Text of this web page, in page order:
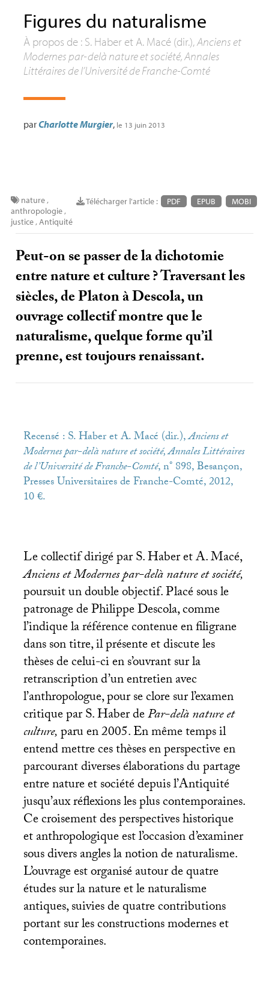
Figures du naturalisme
À propos de : S. Haber et A. Macé (dir.),Anciens et
Modernes par-delà nature et société, Annales
Littéraires de l’Université de Franche-Comté
parCharlotte Murgier, le 13 juin 2013
Télécharger l'article : PDF EPUB MOBI
nature,
anthropologie,
justice,Antiquité
Peut-on se passer de la dichotomie
entre nature et culture? Traversant les
siècles, de Platon à Descola, un
ouvrage collectif montre que le
naturalisme, quelque forme qu’il
prenne, est toujours renaissant.
Recensé : S. Haber et A. Macé (dir.),Anciens et
Modernes par-delà nature et société, Annales Littéraires
de l’Université de Franche-Comté, n° 898, Besançon,
Presses Universitaires de Franche-Comté, 2012,
10 €.
Le collectif dirigé par S. Haber et A. Macé,
Anciens et Modernes par-delà nature et société,
poursuit un double objectif. Placé sous le
patronage de Philippe Descola, comme
l’indique la référence contenue en filigrane
dans son titre, il présente et discute les
thèses de celui-ci en s’ouvrant sur la
retranscription d’un entretien avec
l’anthropologue, pour se clore sur l’examen
critique par S. Haber dePar-delà nature et
culture,paru en 2005. En même temps il
entend mettre ces thèses en perspective en
parcourant diverses élaborations du partage
entre nature et société depuis l’Antiquité
jusqu’aux réflexions les plus contemporaines.
Ce croisement des perspectives historique
et anthropologique est l’occasion d’examiner
sous divers angles la notion de naturalisme.
L’ouvrage est organisé autour de quatre
études sur la nature et le naturalisme
antiques, suivies de quatre contributions
portant sur les constructions modernes et
contemporaines.